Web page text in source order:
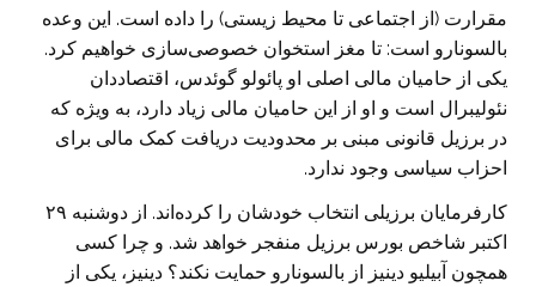
مقرارت (از اجتماعی تا محیط زیستی) را داده است. این وعده
بالسونارو است: تا مغز استخوان خصوصی‌سازی خواهیم کرد.
یکی از حامیان مالی اصلی او پائولو گوئدس، اقتصاددان
نئولیبرال است و او از این حامیان مالی زیاد دارد، به ویژه که
در برزیل قانونی مبنی بر محدودیت دریافت کمک مالی برای
احزاب سیاسی وجود ندارد.
کارفرمایان برزیلی انتخاب خودشان را کرده‌اند. از دوشنبه ۲۹
اکتبر شاخص بورس برزیل منفجر خواهد شد. و چرا کسی
همچون آبیلیو دینیز از بالسونارو حمایت نکند؟ دینیز، یکی از